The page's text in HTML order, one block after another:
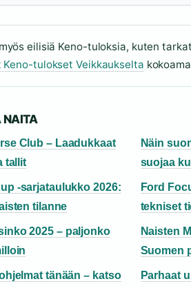
eilisiä Keno-tuloksia, kuten
Keno-tulokset Veikkaukselta
Club – Laadukkaat
tallit
Näin
suojaa
-sarjataulukko 2026:
tilanne
Ford
tekniset
2025 – paljonko
Naisten
Suomen
tänään – katso
Parhaat